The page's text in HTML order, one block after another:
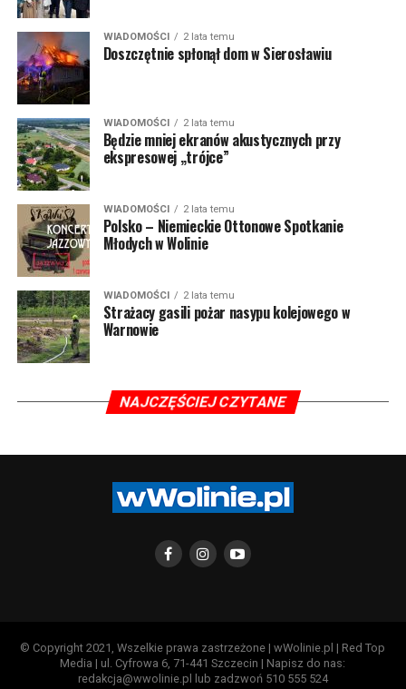
WIADOMOŚCI 2 lata temu
Doszczętnie spłonął dom w Sierosławiu
WIADOMOŚCI 2 lata temu
Będzie mniej ekranów akustycznych przy
ekspresowej „trójce”
WIADOMOŚCI 2 lata temu
Polsko – Niemieckie Ottonowe Spotkanie
Młodych w Wolinie
WIADOMOŚCI 2 lata temu
Strażacy gasili pożar nasypu kolejowego w
Warnowie
NAJCZĘŚCIEJ CZYTANE
© Copyright 2021, Wszelkie prawa zastrzeżone | wWolinie.pl | Red Top
Media | ul. Cyfrowa 6, 71-441 Szczecin | Napisz do nas:
redakcja@wwolinie.pl lub zadzwoń 510 555 524